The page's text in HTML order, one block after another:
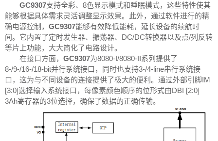
GC9307支持全彩、8色显示模式和睡眠模式，这些特性使其
能够根据具体需求灵活调整显示效果。此外，通过软件进行的精
确电源控制， GC9307能够有效降低能耗，延长设备的续航时
间。它内置了定时发生器、振荡器、DC/DC转换器以及点/列反转
等片上功能，大大简化了电路设计。
在接口方面， GC9307为8080-I/8080-II系列提供了
8-/9-/16-/18-bit并行系统接口，同时也支持3-/4-line串行系统接
口，这为与不同设备的连接提供了极大的便利。通过外部引脚IM
[3:0]选择输入系统接口，每像素颜色顺序的位形式由DBI [2:0]
3Ah寄存器的3位选择，确保了数据的正确传输。